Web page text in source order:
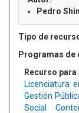
Pedro
Tipo de
Programas de
Recurso
Licenciatura
Gestión
Social